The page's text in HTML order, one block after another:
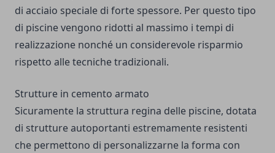
di acciaio speciale di forte spessore. Per questo tipo
di piscine vengono ridotti al massimo i tempi di
realizzazione nonché un considerevole risparmio
rispetto alle tecniche tradizionali.
Strutture in cemento armato
Sicuramente la struttura regina delle piscine, dotata
di strutture autoportanti estremamente resistenti
che permettono di personalizzarne la forma con